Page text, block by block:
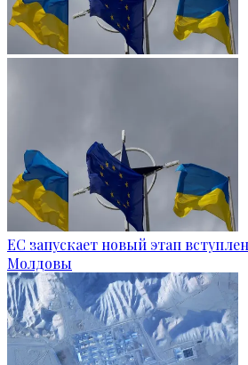
ЕС запускает новый этап
Молдовы